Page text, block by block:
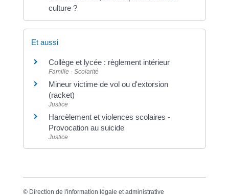
culture ?
Et aussi
Collège et lycée : règlement intérieur
Famille - Scolarité
Mineur victime de vol ou d'extorsion
(racket)
Justice
Harcèlement et violences scolaires -
Provocation au suicide
Justice
© Direction de l'information légale et administrative